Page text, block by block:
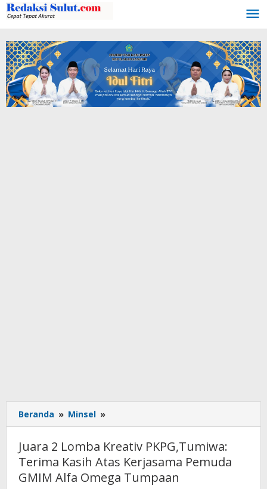
Lewati
ke
konten
Beranda » Minsel »
2
Kreativ
PKPG,Tumiwa:
Terima
Juara 2 Lomba Kreativ PKPG,Tumiwa:
Terima Kasih Atas Kerjasama Pemuda
GMIM Alfa Omega Tumpaan